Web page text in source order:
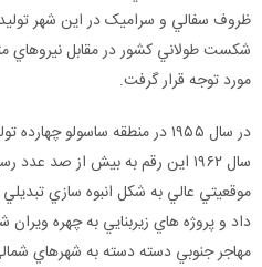
ظروف سفالي و سراميک در اين شهر
شکست طولاني کشور در مقابل نيروهاي
مورد توجه قرار گرفت.
در سال ۱۹۵۵ در منطقه ساسولو
سال ۱۹۶۲ اين رقم به بيش از صد
موقعيتي عالي به شکل انبوه سازي
داد و پروژه هاي زيربنايي به چهره
مهاجر جنوبي دسته دسته به شهرهاي